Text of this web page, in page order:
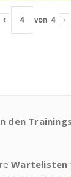
‹ von 4 ›
den
Wartelisten